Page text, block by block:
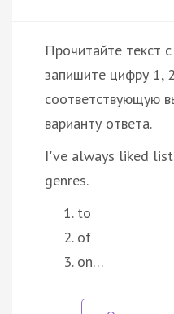
Прочитайте текст
запишите цифру 1,
соответствующую
варианту ответа.
I've always liked
genres.
to
of
on…